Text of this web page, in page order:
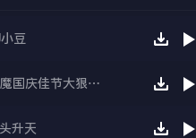
豆
【沈风中文】DJ亚君-中国沈阳风电音狂魔国庆佳节大狠节奏Melbourne慢摇大碟
升天